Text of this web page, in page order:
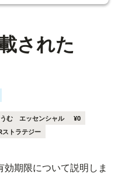
された
む エッセンシャル
¥0
ストラテジー
期限について説明しま